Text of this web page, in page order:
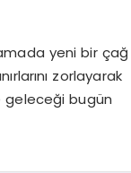
yeni bir çağ
zorlayarak
geleceği bugün